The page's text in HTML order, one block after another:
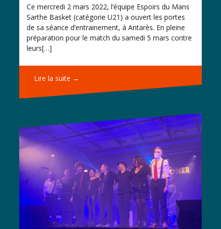
Ce mercredi 2 mars 2022, l’équipe Espoirs du Mans
Sarthe Basket (catégorie U21) a ouvert les portes
de sa séance d’entrainement, à Antarès. En pleine
préparation pour le match du samedi 5 mars contre
leurs[…]
Lire la suite →